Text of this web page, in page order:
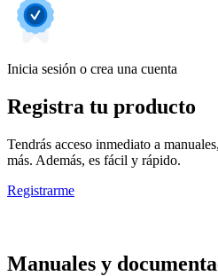
Inicia sesión o crea una cuenta
Registra tu producto
Tendrás acceso inmediato a
más. Además, es fácil y rápido.
Registrarme
Manuales y